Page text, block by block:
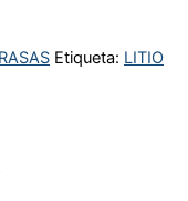
Etiqueta: LITIO